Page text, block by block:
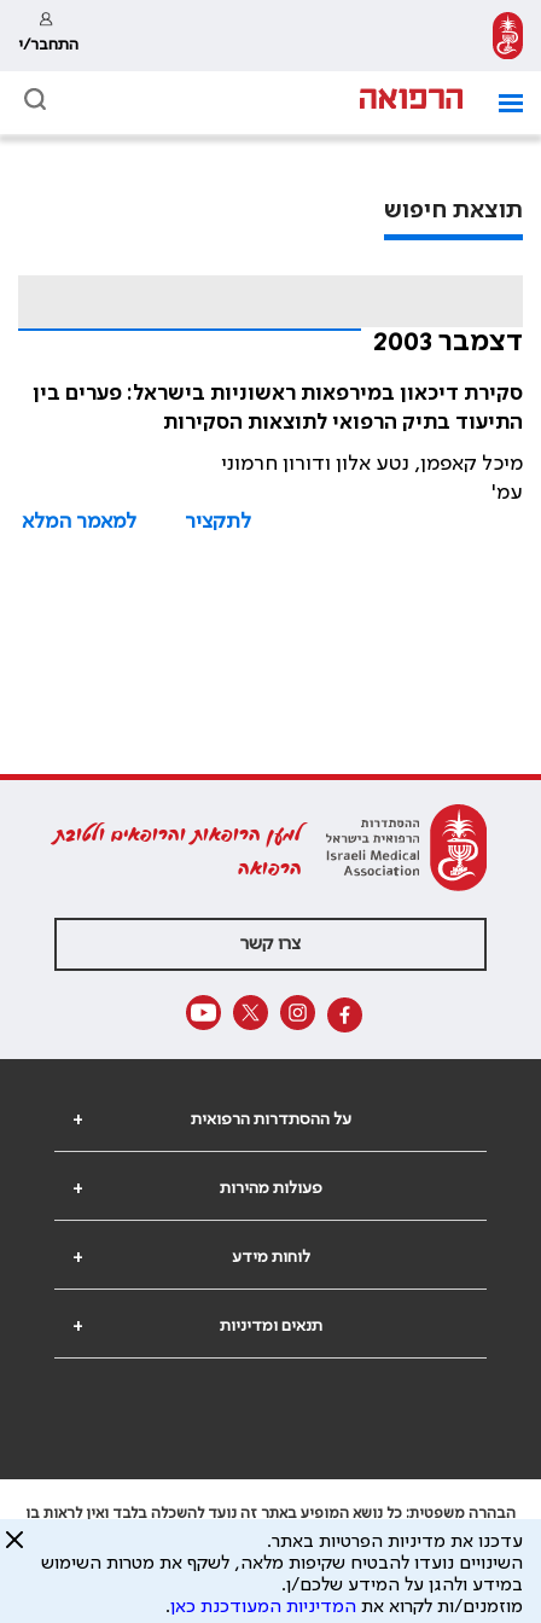
התחבר/י
תוצאת חיפוש
דצמבר 2003
סקירת דיכאון במירפאות ראשוניות בישראל: פערים בין
התיעוד בתיק הרפואי לתוצאות הסקירות
מיכל קאפמן, נטע אלון ודורון חרמוני
עמ'
לתקציר
למאמר המלא
למען הרופאות והרופאים ולטובת
הרפואה
צרו קשר
+ על ההסתדרות הרפואית
+ פעולות מהירות
+ לוחות מידע
+ תנאים ומדיניות
הבהרה משפטית: כל נושא המופיע באתר זה נועד להשכלה בלבד ואין לראות בו
ייעוץ רפואי או משפטי. אין הר"י אחראית לתוכן המתפרסם באתר זה ולכל נזק
שעלול להיגרם.
ידוע לי שהר"י אוספת ושומרת מידע אישי לצורך מתן השרות וכי חלק ממנו עשוי
להיות מועבר לצדדים שלישיים, הכל בכפוף למדיניות הפרטיות
עדכנו את מדיניות הפרטיות באתר.
השינויים נועדו להבטיח שקיפות מלאה, לשקף את מטרות השימוש
במידע ולהגן על המידע שלכם/ן.
מוזמנים/ות לקרוא את המדיניות המעודכנת כאן.